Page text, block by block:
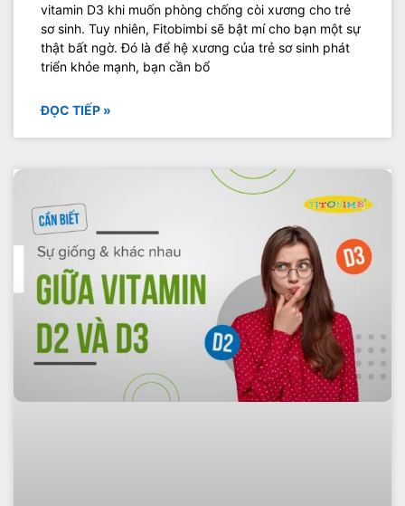
vitamin D3 khi muốn phòng chống còi xương cho trẻ
sơ sinh. Tuy nhiên, Fitobimbi sẽ bật mí cho bạn một sự
thật bất ngờ. Đó là để hệ xương của trẻ sơ sinh phát
triển khỏe mạnh, bạn cần bổ
ĐỌC TIẾP »